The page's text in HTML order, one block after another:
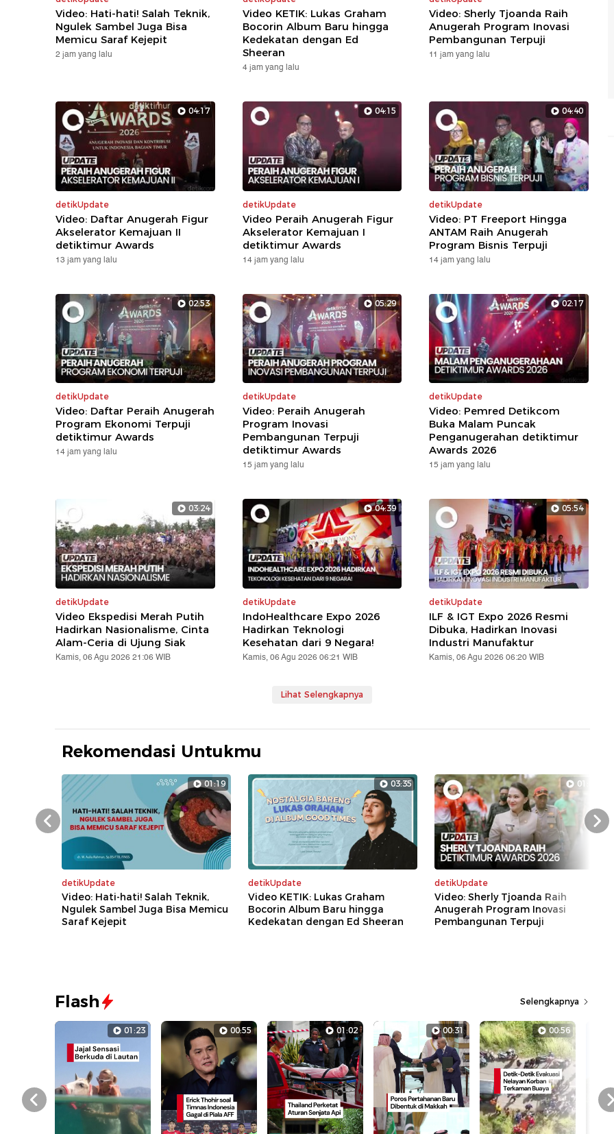
Video: Hati-hati! Salah Teknik,
Ngulek Sambel Juga Bisa
Memicu Saraf Kejepit
2 jam yang lalu
Video KETIK: Lukas Graham
Bocorin Album Baru hingga
Kedekatan dengan Ed
Sheeran
4 jam yang lalu
Video: Sherly Tjoanda Raih
Anugerah Program Inovasi
Pembangunan Terpuji
11 jam yang lalu
04:17
detikUpdate
Video: Daftar Anugerah Figur
Akselerator Kemajuan II
detiktimur Awards
13 jam yang lalu
04:15
detikUpdate
Video Peraih Anugerah Figur
Akselerator Kemajuan I
detiktimur Awards
14 jam yang lalu
04:40
detikUpdate
Video: PT Freeport Hingga
ANTAM Raih Anugerah
Program Bisnis Terpuji
14 jam yang lalu
02:53
detikUpdate
Video: Daftar Peraih Anugerah
Program Ekonomi Terpuji
detiktimur Awards
14 jam yang lalu
05:29
detikUpdate
Video: Peraih Anugerah
Program Inovasi
Pembangunan Terpuji
detiktimur Awards
15 jam yang lalu
02:17
detikUpdate
Video: Pemred Detikcom
Buka Malam Puncak
Penganugerahan detiktimur
Awards 2026
15 jam yang lalu
03:24
detikUpdate
Video Ekspedisi Merah Putih
Hadirkan Nasionalisme, Cinta
Alam-Ceria di Ujung Siak
Kamis, 06 Agu 2026 21:06 WIB
04:39
detikUpdate
IndoHealthcare Expo 2026
Hadirkan Teknologi
Kesehatan dari 9 Negara!
Kamis, 06 Agu 2026 06:21 WIB
05:54
detikUpdate
ILF & IGT Expo 2026 Resmi
Dibuka, Hadirkan Inovasi
Industri Manufaktur
Kamis, 06 Agu 2026 06:20 WIB
Lihat Selengkapnya
Rekomendasi Untukmu
01:19
detikUpdate
Video: Hati-hati! Salah Teknik,
Ngulek Sambel Juga Bisa Memicu
Saraf Kejepit
03:35
detikUpdate
Video KETIK: Lukas Graham
Bocorin Album Baru hingga
Kedekatan dengan Ed Sheeran
01:07
detikUpdate
Video: Sherly Tjoanda Raih
Anugerah Program Inovasi
Pembangunan Terpuji
Prev Next
Flash Selengkapnya
01:23 00:55 01:02 00:31 00:56
Prev